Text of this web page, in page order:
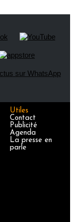
Utiles
Contact
Publicité
Agenda
La presse en
parle